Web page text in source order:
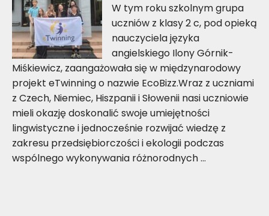
W tym roku szkolnym grupa
uczniów z klasy 2 c, pod opieką
nauczyciela języka
angielskiego Ilony Górnik-
Miśkiewicz, zaangażowała się w międzynarodowy
projekt eTwinning o nazwie EcoBizz.Wraz z uczniami
z Czech, Niemiec, Hiszpanii i Słowenii nasi uczniowie
mieli okazję doskonalić swoje umiejętności
lingwistyczne i jednocześnie rozwijać wiedzę z
zakresu przedsiębiorczości i ekologii podczas
wspólnego wykonywania różnorodnych …